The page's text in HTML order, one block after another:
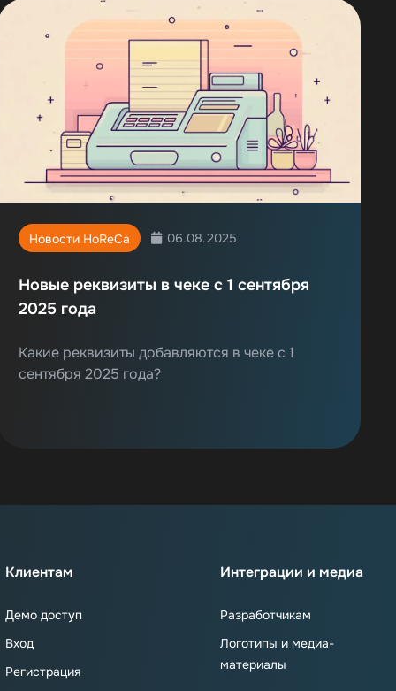
Новости HoReCa 06.08.2025
Новые реквизиты в чеке с 1 сентября
2025 года
Какие реквизиты добавляются в чеке с 1
сентября 2025 года?
Клиентам
Демо доступ
Вход
Регистрация
Интеграции и медиа
Разработчикам
Логотипы и медиа-
материалы